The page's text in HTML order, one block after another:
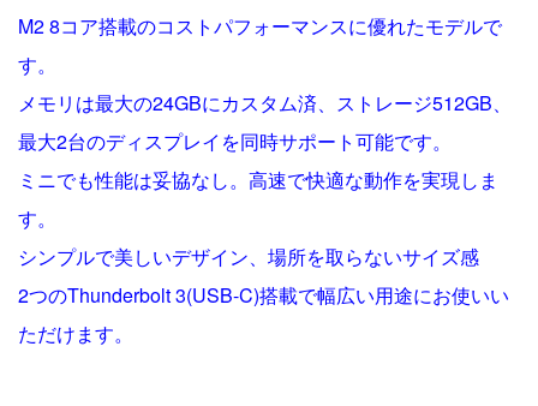
M2 8コア搭載のコストパフォーマンスに優れたモデルで
す。
メモリは最大の24GBにカスタム済、ストレージ512GB、
最大2台のディスプレイを同時サポート可能です。
ミニでも性能は妥協なし。高速で快適な動作を実現しま
す。
シンプルで美しいデザイン、場所を取らないサイズ感
2つのThunderbolt 3(USB-C)搭載で幅広い用途にお使いい
ただけます。